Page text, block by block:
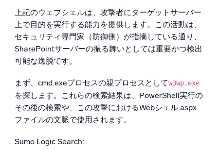
上記のウェブシェルは、攻撃者にターゲットサーバー
上で目的を実行する能力を提供します。この活動は、
セキュリティ専門家（防御側）が指摘している通り、
SharePointサーバーの振る舞いとしては重要かつ検出
可能な逸脱です。
まず、cmd.exeプロセスの親プロセスとしてw3wp.exe
を探します。これらの検索結果は、PowerShell実行の
その後の検索や、この攻撃におけるWebシェル.aspx
ファイルの文脈で使用されます。
Sumo Logic Search: